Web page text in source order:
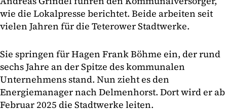
wie die Lokalpresse berichtet. Beide arbeiten seit
vielen Jahren für die Teterower Stadtwerke.
Sie springen für Hagen Frank Böhme ein, der rund
sechs Jahre an der Spitze des kommunalen
Unternehmens stand. Nun zieht es den
Energiemanager nach Delmenhorst. Dort wird er ab
Februar 2025 die Stadtwerke leiten.